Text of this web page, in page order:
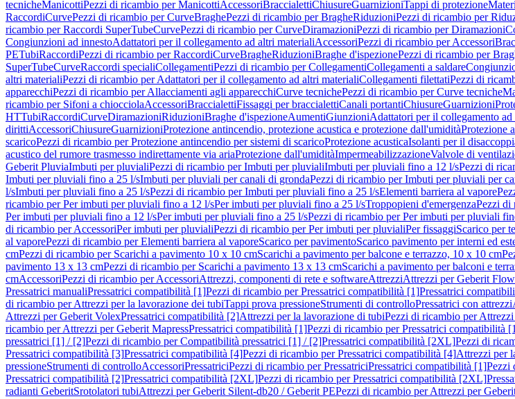
tecnicheManicottiPezzi di ricambio per ManicottiAccessoriBraccialettiChiusureGuarnizioniTappi di protezione
RaccordiCurvePezzi di ricambio per CurveBraghePezzi di ricambio per BragheRiduzioniPezzi di ricambio per
ricambio per Raccordi SuperTubeCurvePezzi di ricambio per CurveDiramazioniPezzi di ricambio per Diramazioni
Congiunzioni ad innestoAdattatori per il collegamento ad altri materialiAccessoriPezzi di ricambio per Accessori
PETubiRaccordiPezzi di ricambio per RaccordiCurveBragheRiduzioniBraghe d'ispezionePezzi di ricambio per
SuperTubeCurveRaccordi specialiCollegamentiPezzi di ricambio per CollegamentiCollegamenti a saldare
altri materialiPezzi di ricambio per Adattatori per il collegamento ad altri materialiCollegamenti filettatiPezzi di
apparecchiPezzi di ricambio per Allacciamenti agli apparecchiCurve tecnichePezzi di ricambio per Curve tecniche
ricambio per Sifoni a chiocciolaAccessoriBraccialettiFissaggi per braccialettiCanali portantiChiusureGuarnizioni
HTTubiRaccordiCurveDiramazioniRiduzioniBraghe d'ispezioneAumentiGiunzioniAdattatori per il collegamento
dirittiAccessoriChiusureGuarnizioniProtezione antincendio, protezione acustica e protezione dall'umiditàProtezione
scaricoPezzi di ricambio per Protezione antincendio per sistemi di scaricoProtezione acusticaIsolanti per il
acustico del rumore trasmesso indirettamente via ariaProtezione dall'umiditàImpermeabilizzazioneValvole di
Geberit PluviaImbuti per pluvialiPezzi di ricambio per Imbuti per pluvialiImbuti per pluviali fino a 12 l/sPezzi di
Imbuti per pluviali fino a 25 l/sImbuti per pluviali per canali di grondaPezzi di ricambio per Imbuti per pluviali per
l/sImbuti per pluviali fino a 25 l/sPezzi di ricambio per Imbuti per pluviali fino a 25 l/sElementi barriera al vapore
ricambio per Per imbuti per pluviali fino a 12 l/sPer imbuti per pluviali fino a 25 l/sTroppopieni d'emergenzaPezzi di
Per imbuti per pluviali fino a 12 l/sPer imbuti per pluviali fino a 25 l/sPezzi di ricambio per Per imbuti per pluviali
di ricambio per AccessoriPer imbuti per pluvialiPezzi di ricambio per Per imbuti per pluvialiPer fissaggiScarico per
al vaporePezzi di ricambio per Elementi barriera al vaporeScarico per pavimentoScarico pavimento per interni ed
cmPezzi di ricambio per Scarichi a pavimento 10 x 10 cmScarichi a pavimento per balcone e terrazzo, 10 x 10 cm
pavimento 13 x 13 cmPezzi di ricambio per Scarichi a pavimento 13 x 13 cmScarichi a pavimento per balconi e
cmAccessoriPezzi di ricambio per AccessoriAttrezzi, componenti di rete e softwareAttrezziAttrezzi per Geberit
Pressatrici manualiPressatrici compatibilità [1]Pezzi di ricambio per Pressatrici compatibilità [1]Pressatrici
di ricambio per Attrezzi per la lavorazione dei tubiTappi prova pressioneStrumenti di controlloPressatrici con attrezzi
Attrezzi per Geberit VolexPressatrici compatibilità [2]Attrezzi per la lavorazione di tubiPezzi di ricambio per
ricambio per Attrezzi per Geberit MapressPressatrici compatibilità [1]Pezzi di ricambio per Pressatrici compatibilità
pressatrici [1] / [2]Pezzi di ricambio per Compatibilità pressatrici [1] / [2]Pressatrici compatibilità [2XL]Pezzi di
Pressatrici compatibilità [3]Pressatrici compatibilità [4]Pezzi di ricambio per Pressatrici compatibilità [4]Attrezzi per
pressioneStrumenti di controlloAccessoriPressatriciPezzi di ricambio per PressatriciPressatrici compatibilità [1]Pezzi
Pressatrici compatibilità [2]Pressatrici compatibilità [2XL]Pezzi di ricambio per Pressatrici compatibilità [2XL]
radianti GeberitSrotolatori tubiAttrezzi per Geberit Silent-db20 / Geberit PEPezzi di ricambio per Attrezzi per